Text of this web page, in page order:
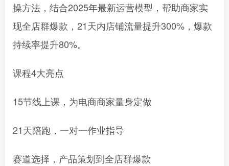
操方法，结合2025年最新运营模型，帮助商家实
现全店群爆款，21天内店铺流量提升300%，爆款
持续率提升80%。
课程4大亮点
15节线上课，为电商商家量身定做
21天陪跑，一对一作业指导
赛道选择，产品策划到全店群爆款